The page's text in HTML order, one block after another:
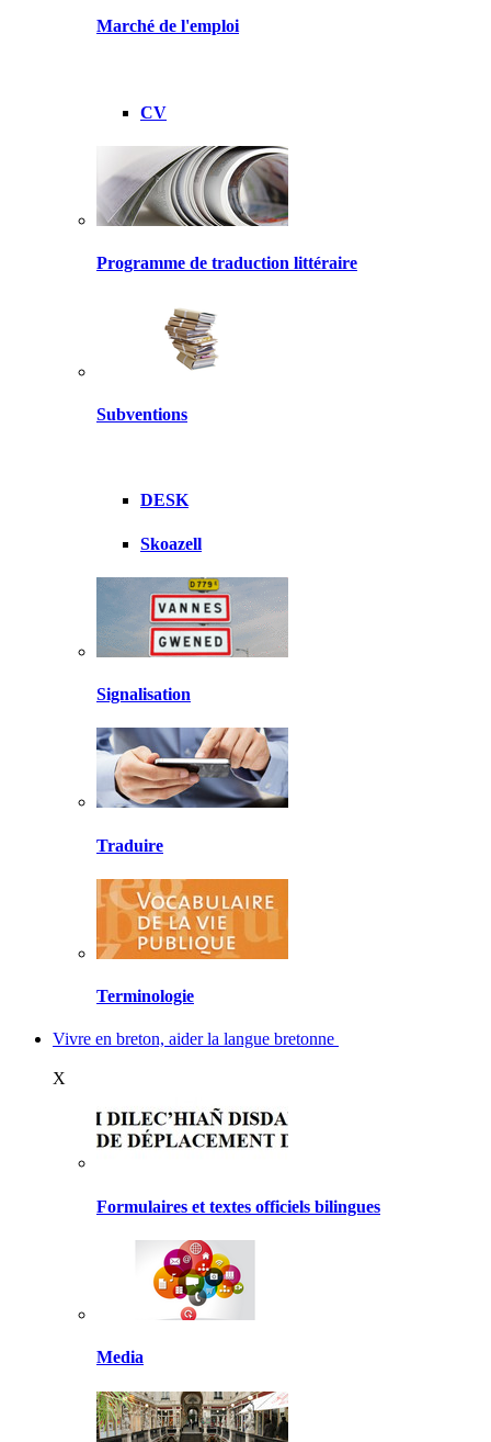
Marché de l'emploi
CV
Programme de traduction littéraire
Subventions
DESK
Skoazell
Signalisation
Traduire
Terminologie
Vivre en breton, aider la langue bretonne
X
Formulaires et textes officiels bilingues
Media